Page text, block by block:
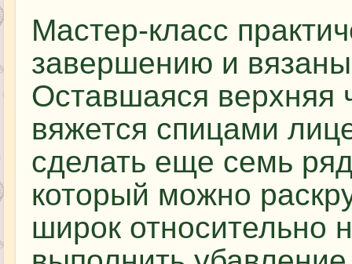
Мастер-класс
завершению и
Оставшаяся верхняя
вяжется спицами
сделать еще семь
который можно
широк относительно